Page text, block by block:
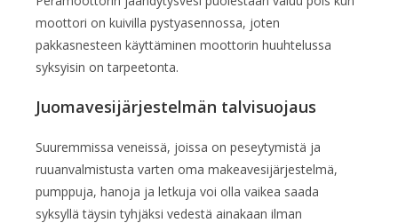
moottori on kuivilla pystyasennossa, joten
pakkasnesteen käyttäminen moottorin huuhtelussa
syksyisin on tarpeetonta.
Juomavesijärjestelmän talvisuojaus
Suuremmissa veneissä, joissa on peseytymistä ja
ruuanvalmistusta varten oma makeavesijärjestelmä,
pumppuja, hanoja ja letkuja voi olla vaikea saada
syksyllä täysin tyhjäksi vedestä ainakaan ilman